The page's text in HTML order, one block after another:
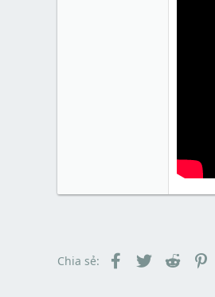
Chia sẻ: Facebook
TwitterReddit